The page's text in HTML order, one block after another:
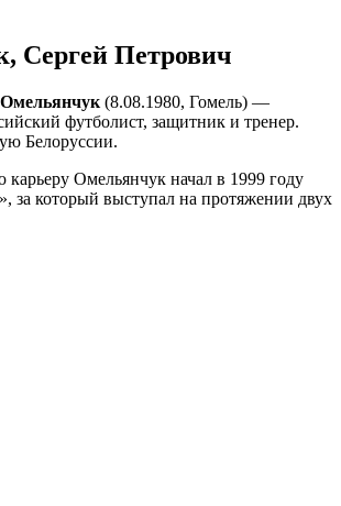
Сергей Петрович
(8.08.1980, Гомель) —
футболист, защитник и тренер.
Белоруссии.
Омельянчук начал в 1999 году
за который выступал на протяжении двух